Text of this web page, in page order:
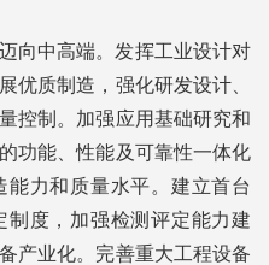
向中高端。发挥工业设计对
优质制造，强化研发设计、
控制。加强应用基础研究和
功能、性能及可靠性一体化
力和质量水平。建立首台
制度，加强检测评定能力建
产业化。完善重大工程设备